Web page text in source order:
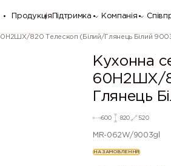
Продукція Підтримка Компанія
820 Телескоп (Білий/Глянець Білий
Кухонна
60Н2ШХ/
Глянець
600 820 520
MR-062W/9003gl
НА ЗАМОВЛЕННЯ